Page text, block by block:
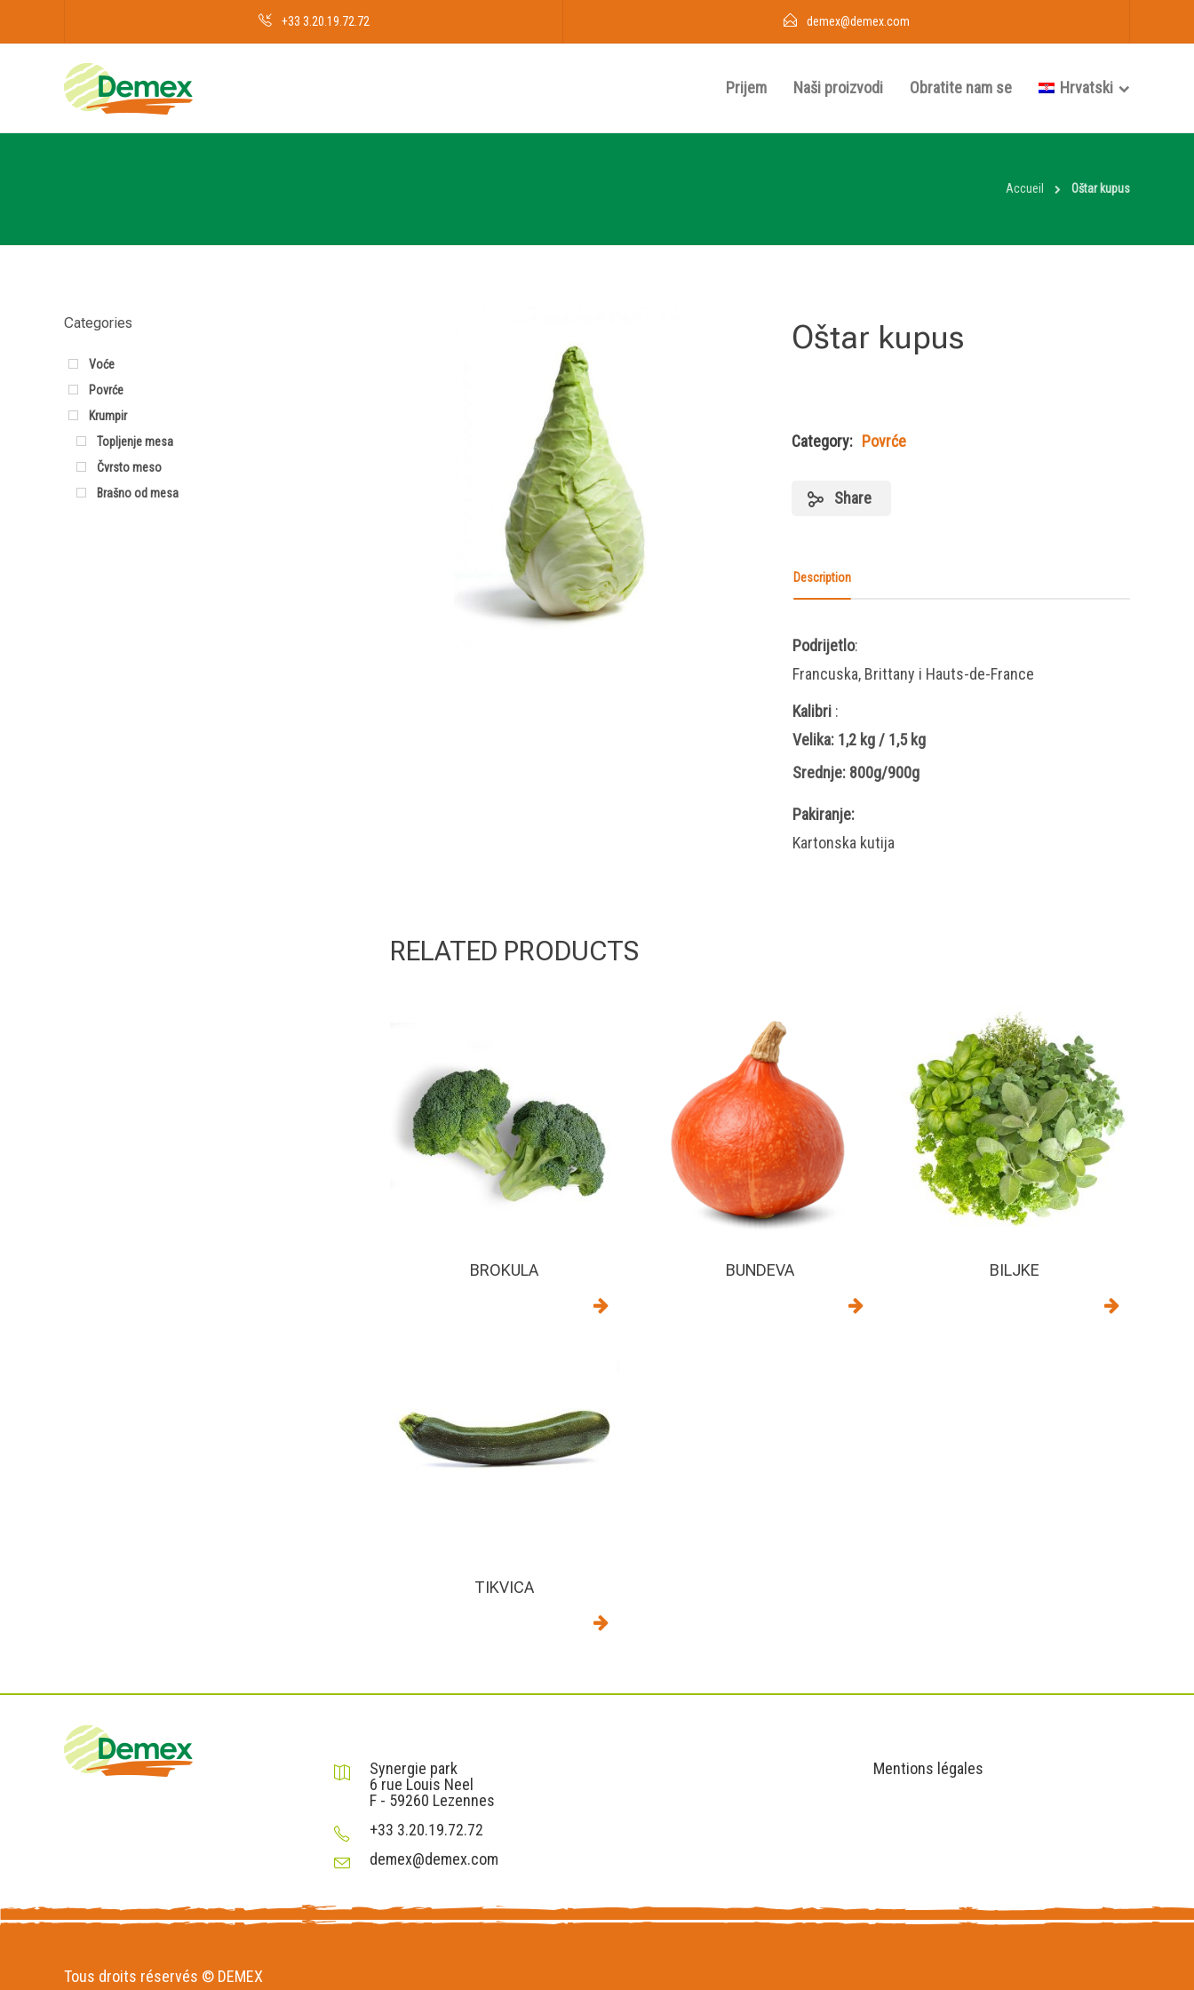
+33 3.20.19.72.72 demex@demex.com
Prijem Naši proizvodi Obratite nam se Hrvatski
Accueil Oštar kupus
Oštar kupus
Category: Povrće
Share
Description
Podrijetlo:
Francuska, Brittany i Hauts-de-France
Kalibri:
Velika: 1,2 kg / 1,5 kg
Srednje: 800g/900g
Pakiranje:
Kartonska kutija
RELATED PRODUCTS
BROKULA BUNDEVA BILJKE
TIKVICA
Categories
Voće
Povrće
Krumpir
Topljenje mesa
Čvrsto meso
Brašno od mesa
Synergie park
6 rue Louis Neel
F - 59260 Lezennes
+33 3.20.19.72.72
demex@demex.com
Mentions légales
Tous droits réservés © DEMEX